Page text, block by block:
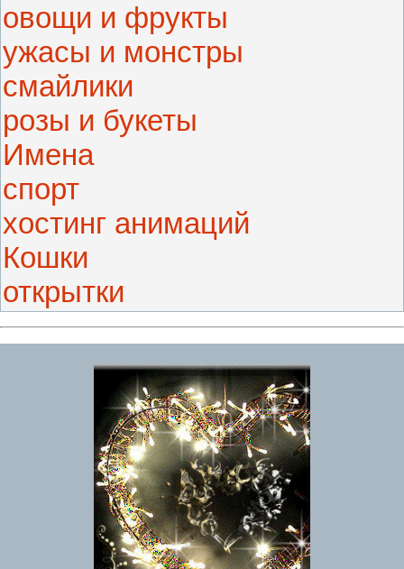
овощи и фрукты
ужасы и монстры
смайлики
розы и букеты
Имена
спорт
хостинг анимаций
Кошки
открытки